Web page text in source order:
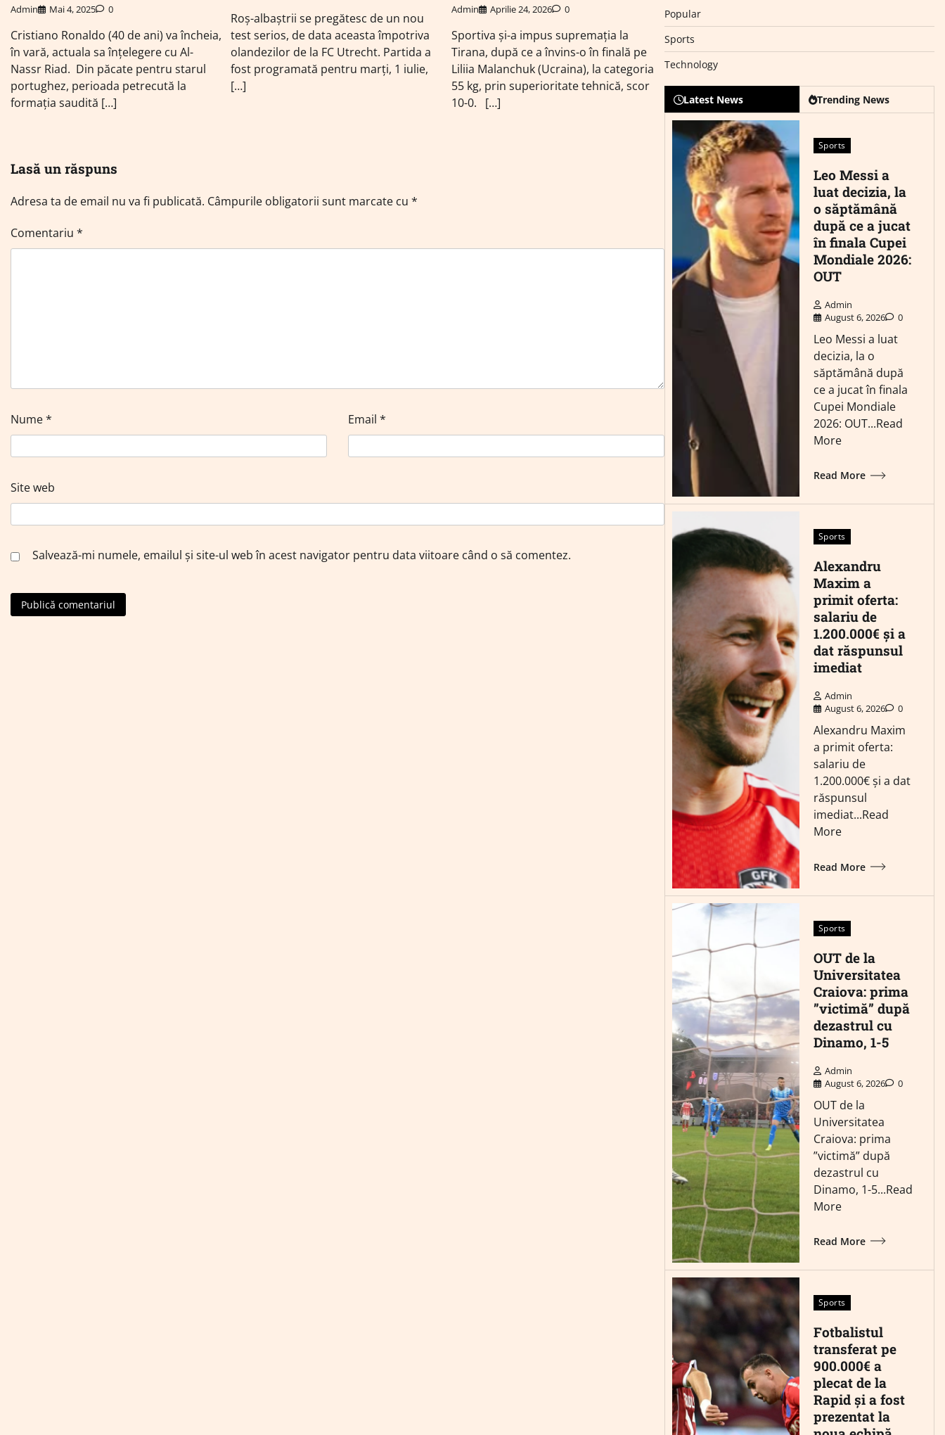
Admin Mai 4, 2025 0
Cristiano Ronaldo (40 de ani) va încheia,
în vară, actuala sa înțelegere cu Al-
Nassr Riad. Din păcate pentru starul
portughez, perioada petrecută la
formația saudită […]
Roș-albaștrii se pregătesc de un nou
test serios, de data aceasta împotriva
olandezilor de la FC Utrecht. Partida a
fost programată pentru marți, 1 iulie,
[…]
Admin Aprilie 24, 2026 0
Sportiva și-a impus supremația la
Tirana, după ce a învins-o în finală pe
Liliia Malanchuk (Ucraina), la categoria
55 kg, prin superioritate tehnică, scor
10-0. […]
Lasă un răspuns
Adresa ta de email nu va fi publicată. Câmpurile obligatorii sunt marcate cu *
Comentariu *
Nume* Email *
Site web
Salvează-mi numele, emailul și site-ul web în acest navigator pentru data viitoare când o să comentez.
Popular
Sports
Technology
Latest News Trending News
Sports
Leo Messi a
luat decizia, la
o săptămână
după ce a jucat
în finala Cupei
Mondiale 2026:
OUT
Admin
August 6, 2026
0
Leo Messi a luat
decizia, la o
săptămână după
ce a jucat în finala
Cupei Mondiale
2026: OUT...Read
More
Read More
Sports
Alexandru
Maxim a
primit oferta:
salariu de
1.200.000€ și a
dat răspunsul
imediat
Admin
August 6, 2026
0
Alexandru Maxim
a primit oferta:
salariu de
1.200.000€ și a dat
răspunsul
imediat...Read
More
Read More
Sports
OUT de la
Universitatea
Craiova: prima
”victimă” după
dezastrul cu
Dinamo, 1-5
Admin
August 6, 2026
0
OUT de la
Universitatea
Craiova: prima
”victimă” după
dezastrul cu
Dinamo, 1-5...Read
More
Read More
Sports
Fotbalistul
transferat pe
900.000€ a
plecat de la
Rapid și a fost
prezentat la